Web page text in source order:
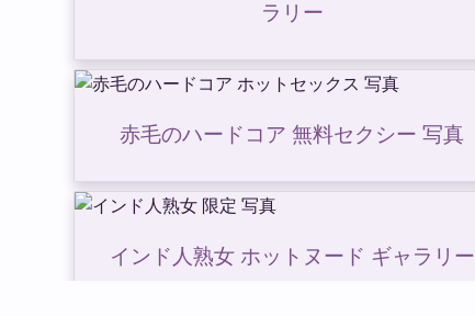
ラリー
赤毛のハードコア 無料セクシー 写真
インド人熟女 ホットヌード ギャラリー